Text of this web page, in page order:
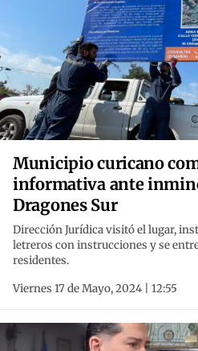
Municipio curicano
informativa ante
Dragones Sur
Dirección Jurídica visitó el lugar,
letreros con instrucciones y se
residentes.
Viernes 17 de Mayo, 2024 | 12:55